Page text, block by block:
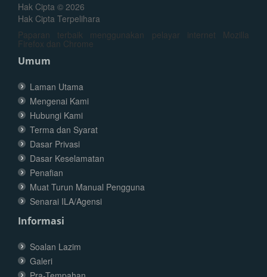
Hak Cipta © 2026
Hak Cipta Terpelihara
Paparan terbaik menggunakan pelayar internet Mozilla
Firefox dan Chrome
Umum
Laman Utama
Mengenai Kami
Hubungi Kami
Terma dan Syarat
Dasar Privasi
Dasar Keselamatan
Penafian
Muat Turun Manual Pengguna
Senarai ILA/Agensi
Informasi
Soalan Lazim
Galeri